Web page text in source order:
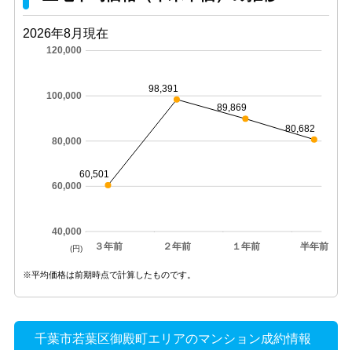
2026年8月現在
３年前 ２年前 １年前 半年前
40,000
60,000
80,000
100,000
120,000
60,501
98,391
89,869
80,682
(円)
※平均価格は前期時点で計算したものです。
千葉市若葉区御殿町エリアのマンション成約情報